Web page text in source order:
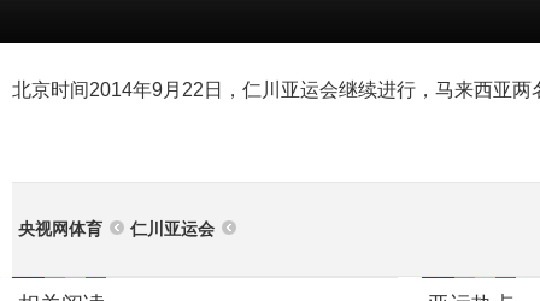
北京时间2014年9月22日，仁川亚运会继续进行，马来西亚两
央视网体育 仁川亚运会